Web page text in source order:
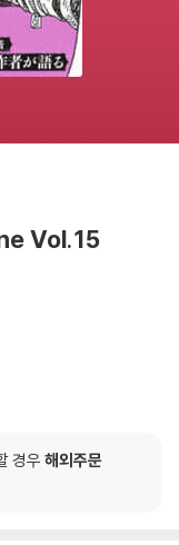
Vol.15
경우 해외주문